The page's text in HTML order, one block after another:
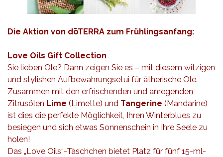
Die Aktion von dōTERRA zum Frühlingsanfang:
Love Oils Gift Collection
Sie lieben Öle? Dann zeigen Sie es – mit diesem witzigen
und stylishen Aufbewahrungsetui für ätherische Öle.
Zusammen mit den erfrischenden und anregenden
Zitrusölen Lime (Limette) und Tangerine (Mandarine)
ist dies die perfekte Möglichkeit, Ihren Winterblues zu
besiegen und sich etwas Sonnenschein in Ihre Seele zu
holen!
Das „Love Oils“-Täschchen bietet Platz für fünf 15-ml-